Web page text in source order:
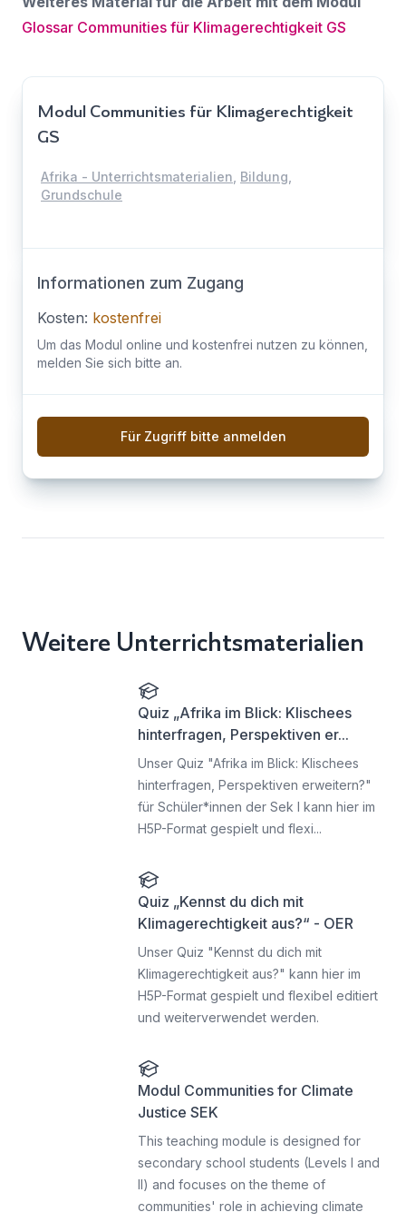
Glossar Communities für Klimagerechtigkeit GS
Modul Communities für Klimagerechtigkeit
GS
Afrika - Unterrichtsmaterialien Bildung
Grundschule
Informationen zum Zugang
Kosten: kostenfrei
Um das Modul online und kostenfrei nutzen zu können,
melden Sie sich bitte an.
Für Zugriff bitte anmelden
Weitere Unterrichtsmaterialien
Quiz „Afrika im Blick: Klischees
hinterfragen, Perspektiven er...
Unser Quiz "Afrika im Blick: Klischees
hinterfragen, Perspektiven erweitern?"
für Schüler*innen der Sek I kann hier im
H5P-Format gespielt und flexi...
Quiz „Kennst du dich mit
Klimagerechtigkeit aus?“ - OER
Unser Quiz "Kennst du dich mit
Klimagerechtigkeit aus?" kann hier im
H5P-Format gespielt und flexibel editiert
und weiterverwendet werden.
Modul Communities for Climate
Justice SEK
This teaching module is designed for
secondary school students (Levels I and
II) and focuses on the theme of
communities' role in achieving climate